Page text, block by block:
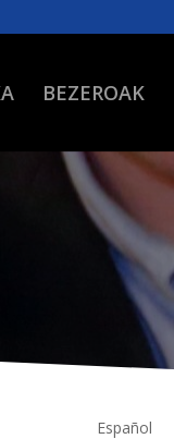
BEZEROAK
Español